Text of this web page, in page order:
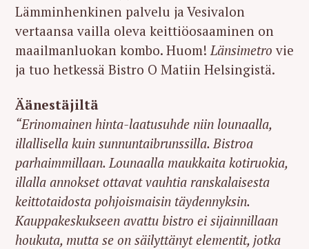
Lämminhenkinen palvelu ja Vesivalon
vertaansa vailla oleva keittiöosaaminen on
maailmanluokan kombo. Huom! Länsimetro vie
ja tuo hetkessä Bistro O Matiin Helsingistä.
Äänestäjiltä
“Erinomainen hinta-laatusuhde niin lounaalla,
illallisella kuin sunnuntaibrunssilla. Bistroa
parhaimmillaan. Lounaalla maukkaita kotiruokia,
illalla annokset ottavat vauhtia ranskalaisesta
keittotaidosta pohjoismaisin täydennyksin.
Kauppakeskukseen avattu bistro ei sijainnillaan
houkuta, mutta se on säilyttänyt elementit, jotka